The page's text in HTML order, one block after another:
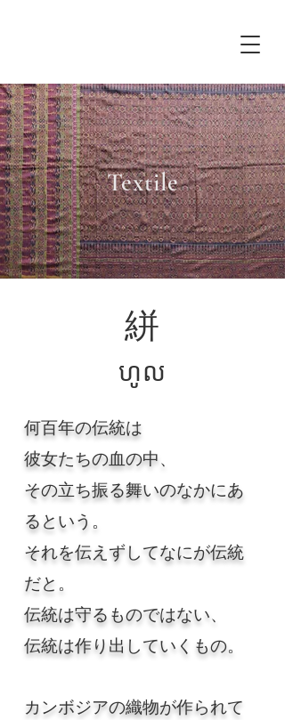
Innovation
Textile
絣
ហូល
何百年の伝統は
彼女たちの血の中、
その立ち振る舞いのなかにあ
るという。
それを伝えずしてなにが伝統
だと。
伝統は守るものではない、
伝統は作り出していくもの。
カンボジアの織物が作られて